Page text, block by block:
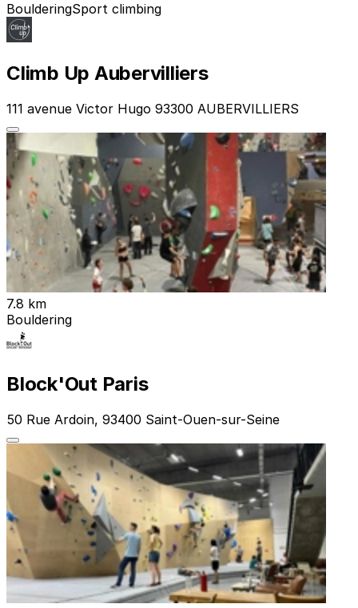
BoulderingSport climbing
Climb Up Aubervilliers
111 avenue Victor Hugo 93300 AUBERVILLIERS
7.8 km
Bouldering
Block'Out Paris
50 Rue Ardoin, 93400 Saint-Ouen-sur-Seine